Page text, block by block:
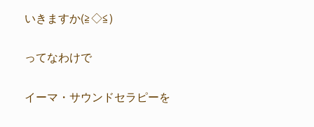
いきますか(≧◇≦)
ってなわけで
イーマ・サウンドセラピーを